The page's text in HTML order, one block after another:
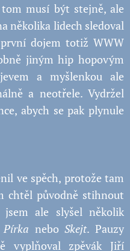
musí být stejně, ale
několika lidech sledoval
dojem totiž WWW
jiným hip hopovým
a myšlenkou ale
a neotřele. Vydržel
abych se pak plynule
ve spěch, protože tam
chtěl původně stihnout
ale slyšel několik
Pírka neboSkejt. Pauzy
vyplňoval zpěvák Jiří